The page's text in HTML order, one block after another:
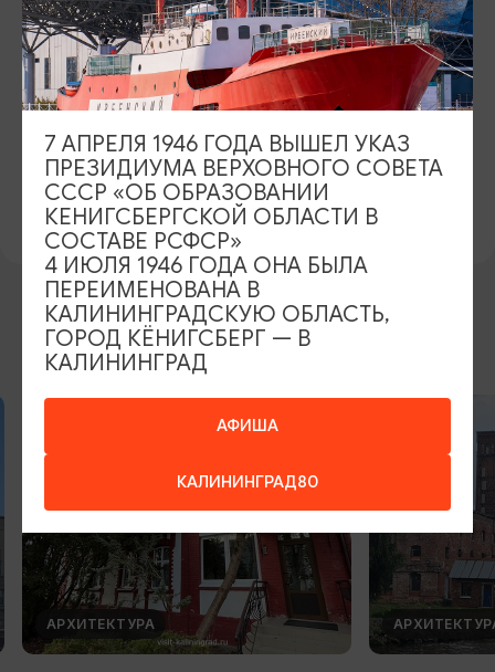
ул. Рокоссовского, 20,
Показать на карте
КОНТАКТЫ
+7 (4012) 46 12 78
ПРЕДЛОЖИТЬ ИНФОРМАЦИЮ
ДРУГИЕ МЕСТА
АРХИТЕКТУРА
АФИША
КАЛИНИНГРАД80
7 АПРЕЛЯ 1946 ГОДА ВЫШЕЛ УКАЗ
ПРЕЗИДИУМА ВЕРХОВНОГО СОВЕТА
СССР «ОБ ОБРАЗОВАНИИ
КЕНИГСБЕРГСКОЙ ОБЛАСТИ В
СОСТАВЕ РСФСР»
4 ИЮЛЯ 1946 ГОДА ОНА БЫЛА
ПЕРЕИМЕНОВАНА В
КАЛИНИНГРАДСКУЮ ОБЛАСТЬ,
ГОРОД КЁНИГСБЕРГ — В
КАЛИНИНГРАД